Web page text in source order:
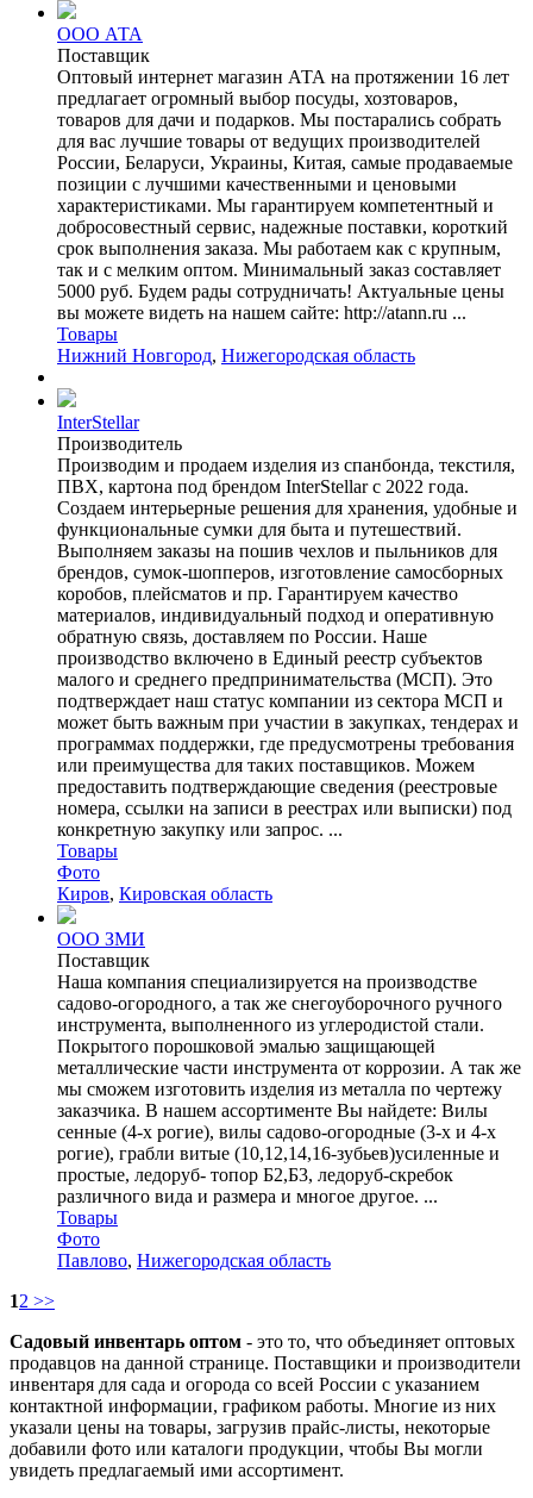
ООО АТА
Поставщик
Оптовый интернет магазин АТА на протяжении 16 лет
предлагает огромный выбор посуды, хозтоваров,
товаров для дачи и подарков. Мы постарались собрать
для вас лучшие товары от ведущих производителей
России, Беларуси, Украины, Китая, самые продаваемые
позиции с лучшими качественными и ценовыми
характеристиками. Мы гарантируем компетентный и
добросовестный сервис, надежные поставки, короткий
срок выполнения заказа. Мы работаем как с крупным,
так и с мелким оптом. Минимальный заказ составляет
5000 руб. Будем рады сотрудничать! Актуальные цены
вы можете видеть на нашем сайте: http://atann.ru ...
Товары
Нижний Новгород, Нижегородская область
InterStellar
Производитель
Производим и продаем изделия из спанбонда, текстиля,
ПВХ, картона под брендом InterStellar с 2022 года.
Создаем интерьерные решения для хранения, удобные и
функциональные сумки для быта и путешествий.
Выполняем заказы на пошив чехлов и пыльников для
брендов, сумок-шопперов, изготовление самосборных
коробов, плейсматов и пр. Гарантируем качество
материалов, индивидуальный подход и оперативную
обратную связь, доставляем по России. Наше
производство включено в Единый реестр субъектов
малого и среднего предпринимательства (МСП). Это
подтверждает наш статус компании из сектора МСП и
может быть важным при участии в закупках, тендерах и
программах поддержки, где предусмотрены требования
или преимущества для таких поставщиков. Можем
предоставить подтверждающие сведения (реестровые
номера, ссылки на записи в реестрах или выписки) под
конкретную закупку или запрос. ...
Товары
Фото
Киров, Кировская область
ООО ЗМИ
Поставщик
Наша компания специализируется на производстве
садово-огородного, а так же снегоуборочного ручного
инструмента, выполненного из углеродистой стали.
Покрытого порошковой эмалью защищающей
металлические части инструмента от коррозии. А так же
мы сможем изготовить изделия из металла по чертежу
заказчика. В нашем ассортименте Вы найдете: Вилы
сенные (4-х рогие), вилы садово-огородные (3-х и 4-х
рогие), грабли витые (10,12,14,16-зубьев)усиленные и
простые, ледоруб- топор Б2,Б3, ледоруб-скребок
различного вида и размера и многое другое. ...
Товары
Фото
Павлово, Нижегородская область
12 >>
Садовый инвентарь оптом - это то, что объединяет оптовых
продавцов на данной странице. Поставщики и производители
инвентаря для сада и огорода со всей России с указанием
контактной информации, графиком работы. Многие из них
указали цены на товары, загрузив прайс-листы, некоторые
добавили фото или каталоги продукции, чтобы Вы могли
увидеть предлагаемый ими ассортимент.